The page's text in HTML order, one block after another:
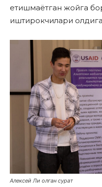
етишмаётган жойга
иштирокчилари
Алексей Ли олган сурат